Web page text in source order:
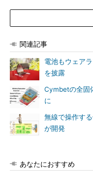
関連記事
電池もウェア
を披露
Cymbetの全固
に
無線で操作す
が開発
あなたにおすすめ